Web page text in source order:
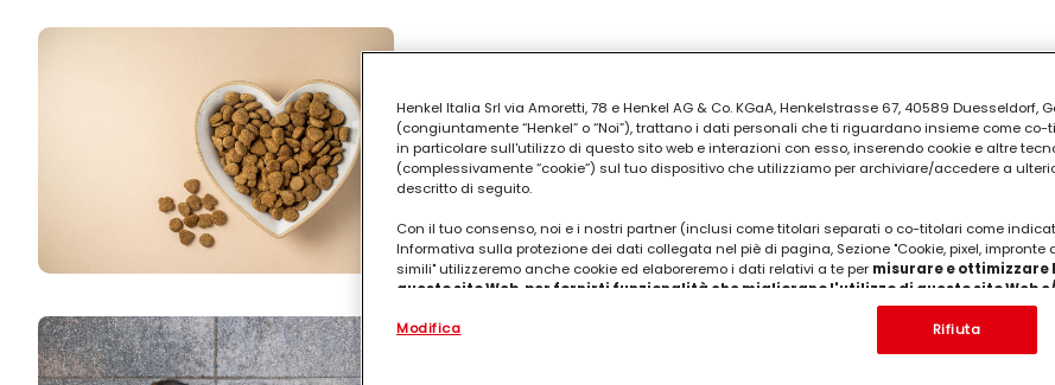
Qual è l'alimentazione ideale per gli animali
domestici nei mesi freddi
Tanti consigli utili da parte degli esperti di veterinaria
Henkel Italia Srl via Amoretti, 78 e Henkel AG & Co. KGaA, Henkelstrasse 67, 40589 Duesseldorf,
(congiuntamente “Henkel” o “Noi”), trattano i dati personali che ti riguardano insieme come
in particolare sull'utilizzo di questo sito web e interazioni con esso, inserendo cookie e altre
(complessivamente “cookie”) sul tuo dispositivo che utilizziamo per archiviare/accedere a
descritto di seguito.
Con il tuo consenso, noi e i nostri partner (inclusi come titolari separati o co-titolari come
Informativa sulla protezione dei dati collegata nel piè di pagina, Sezione "Cookie, pixel,
simili" utilizzeremo anche cookie ed elaboreremo i dati relativi a te per misurare e ottimizzare
questo sito Web, per fornirti funzionalità che migliorano l'utilizzo di questo sito Web
. Analizzeremo il tuo utilizzo di questo sito Web e le tue interazioni commerciali
(rispettivamente dell'azienda per cui lavori) per) e su tale base tracciare i tuoi acquisti dei nostri
terzi, conservare le nostre informazioni sulle entità commerciali e creare profili individuali su di
Modifica Rifiuta